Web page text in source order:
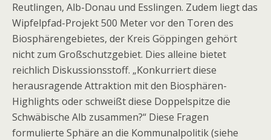
Reutlingen, Alb-Donau und Esslingen. Zudem liegt das
Wipfelpfad-Projekt 500 Meter vor den Toren des
Biosphärengebietes, der Kreis Göppingen gehört
nicht zum Großschutzgebiet. Dies alleine bietet
reichlich Diskussionsstoff. „Konkurriert diese
herausragende Attraktion mit den Biosphären-
Highlights oder schweißt diese Doppelspitze die
Schwäbische Alb zusammen?“ Diese Fragen
formulierte Sphäre an die Kommunalpolitik (siehe